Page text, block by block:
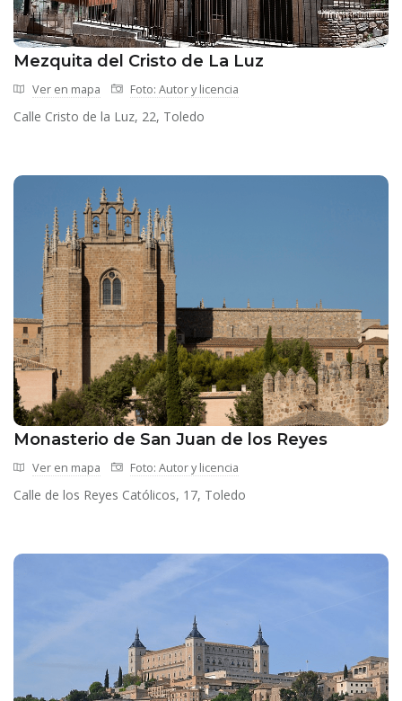
Mezquita del Cristo de La Luz
Ver en mapa Foto: Autor y licencia
Calle Cristo de la Luz, 22, Toledo
Monasterio de San Juan de los Reyes
Ver en mapa Foto: Autor y licencia
Calle de los Reyes Católicos, 17, Toledo